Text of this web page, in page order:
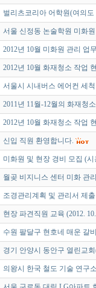
벌리츠코리아 어학원(여의
서울 신정동 논술학원 미화
2012년 10월 미화원 관리 업
2012년 10월 화재청소 작업
서울시 시내버스 에어컨 세
2011년 11월-12월의 화재청
2012년 10월 화재청소 작업
신입 직원 환영합니다.
미화원 및 현장 경비 모집 (
월곶 비지니스 센터 미화 관
조경관리계획 및 관리서 제
현장 파견직원 교육 (2012.
수원 팔달구 현호네 매운 갈
경기 안양시 동안구 열린교
의왕시 한국 철도 기술 연구